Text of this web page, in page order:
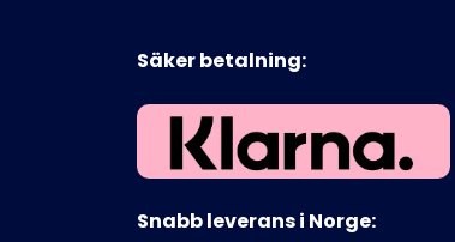
Säker betalning:
Snabb leverans i Norge: